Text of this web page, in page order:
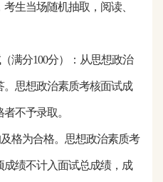
生当场随机抽取，阅读、
满分100分）：从思想政治
思想政治素质考核面试成
不予录取。
格为合格。思想政治素质考
绩不计入面试总成绩，成